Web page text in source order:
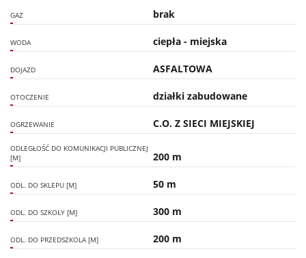
GAZ brak
WODA ciepła - miejska
DOJAZD ASFALTOWA
OTOCZENIE działki zabudowane
OGRZEWANIE C.O. Z SIECI MIEJSKIEJ
ODLEGŁOŚĆ DO KOMUNIKACJI PUBLICZNEJ
[M]
200 m
ODL. DO SKLEPU [M] 50 m
ODL. DO SZKOŁY [M] 300 m
ODL. DO PRZEDSZKOLA [M] 200 m